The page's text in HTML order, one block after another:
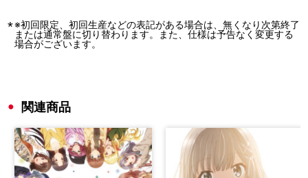
※初回限定、初回生産などの表記がある場合は、無くなり次第終了
または通常盤に切り替わります。また、仕様は予告なく変更する
場合がございます。
関連商品